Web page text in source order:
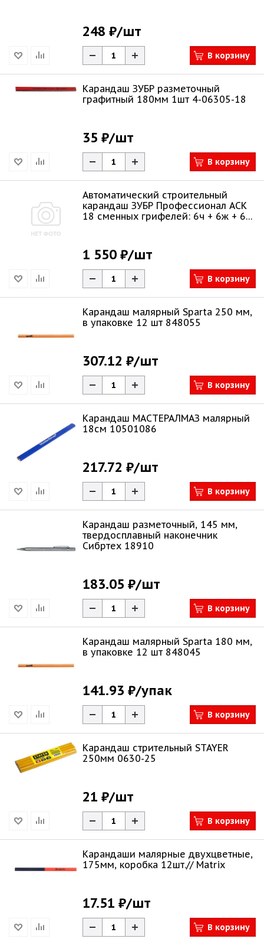
248 ₽/шт
В корзину
Карандаш ЗУБР разметочный
графитный 180мм 1шт 4-06305-18
35 ₽/шт
В корзину
Автоматический строительный
карандаш ЗУБР Профессионал АСК
18 сменных грифелей: 6ч + 6ж + 6к
1 550 ₽/шт
В корзину
Карандаш малярный Sparta 250 мм,
в упаковке 12 шт 848055
307.12 ₽/шт
В корзину
Карандаш МАСТЕРАЛМАЗ малярный
18см 10501086
217.72 ₽/шт
В корзину
Карандаш разметочный, 145 мм,
твердосплавный наконечник
Сибртех 18910
183.05 ₽/шт
В корзину
Карандаш малярный Sparta 180 мм,
в упаковке 12 шт 848045
141.93 ₽/упак
В корзину
Карандаш стрительный STAYER
250мм 0630-25
21 ₽/шт
В корзину
Карандаши малярные двухцветные,
175мм, коробка 12шт.// Matrix
17.51 ₽/шт
В корзину